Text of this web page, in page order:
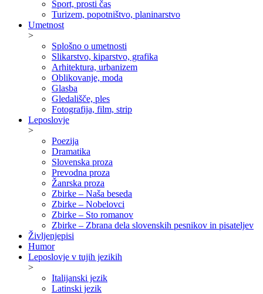
Šport, prosti čas
Turizem, popotništvo, planinarstvo
Umetnost
>
Splošno o umetnosti
Slikarstvo, kiparstvo, grafika
Arhitektura, urbanizem
Oblikovanje, moda
Glasba
Gledališče, ples
Fotografija, film, strip
Leposlovje
>
Poezija
Dramatika
Slovenska proza
Prevodna proza
Žanrska proza
Zbirke – Naša beseda
Zbirke – Nobelovci
Zbirke – Sto romanov
Zbirke – Zbrana dela slovenskih pesnikov in pisateljev
Življenjepisi
Humor
Leposlovje v tujih jezikih
>
Italijanski jezik
Latinski jezik